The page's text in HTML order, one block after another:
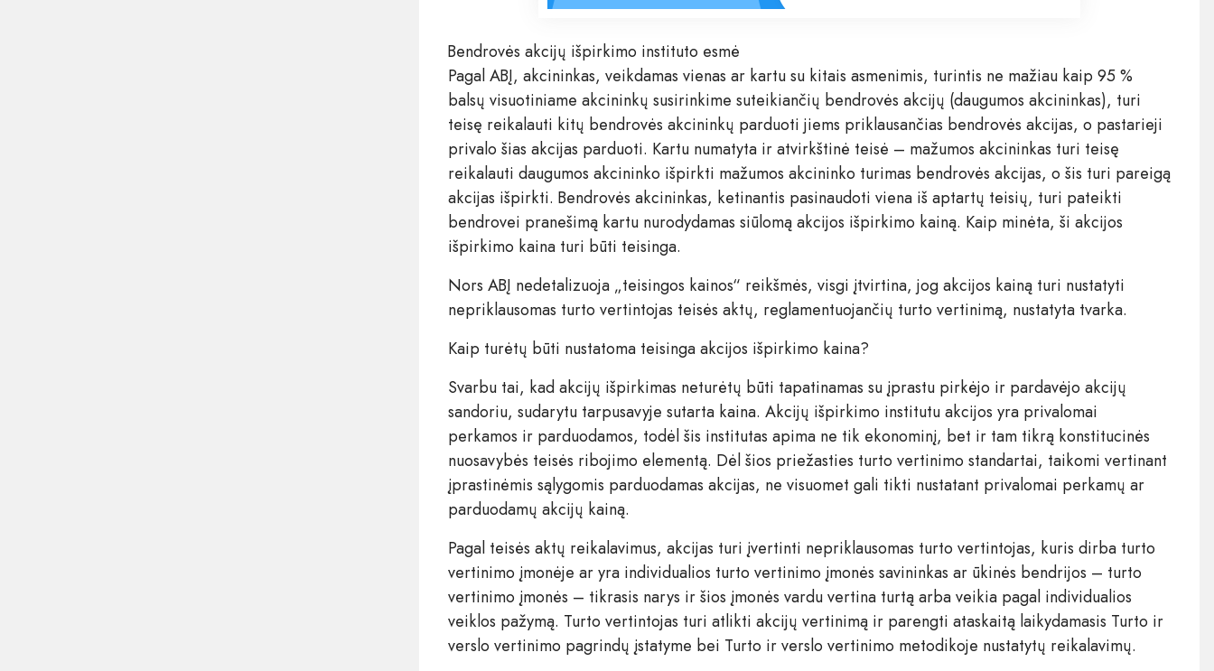
Bendrovės akcijų išpirkimo instituto esmė
Pagal ABĮ, akcininkas, veikdamas vienas ar kartu su kitais asmenimis, turintis ne mažiau kaip 95 %
balsų visuotiniame akcininkų susirinkime suteikiančių bendrovės akcijų (daugumos akcininkas), turi
teisę reikalauti kitų bendrovės akcininkų parduoti jiems priklausančias bendrovės akcijas, o pastarieji
privalo šias akcijas parduoti. Kartu numatyta ir atvirkštinė teisė – mažumos akcininkas turi teisę
reikalauti daugumos akcininko išpirkti mažumos akcininko turimas bendrovės akcijas, o šis turi pareigą
akcijas išpirkti. Bendrovės akcininkas, ketinantis pasinaudoti viena iš aptartų teisių, turi pateikti
bendrovei pranešimą kartu nurodydamas siūlomą akcijos išpirkimo kainą. Kaip minėta, ši akcijos
išpirkimo kaina turi būti teisinga.
Nors ABĮ nedetalizuoja „teisingos kainos“ reikšmės, visgi įtvirtina, jog akcijos kainą turi nustatyti
nepriklausomas turto vertintojas teisės aktų, reglamentuojančių turto vertinimą, nustatyta tvarka.
Kaip turėtų būti nustatoma teisinga akcijos išpirkimo kaina?
Svarbu tai, kad akcijų išpirkimas neturėtų būti tapatinamas su įprastu pirkėjo ir pardavėjo akcijų
sandoriu, sudarytu tarpusavyje sutarta kaina. Akcijų išpirkimo institutu akcijos yra privalomai
perkamos ir parduodamos, todėl šis institutas apima ne tik ekonominį, bet ir tam tikrą konstitucinės
nuosavybės teisės ribojimo elementą. Dėl šios priežasties turto vertinimo standartai, taikomi vertinant
įprastinėmis sąlygomis parduodamas akcijas, ne visuomet gali tikti nustatant privalomai perkamų ar
parduodamų akcijų kainą.
Pagal teisės aktų reikalavimus, akcijas turi įvertinti nepriklausomas turto vertintojas, kuris dirba turto
vertinimo įmonėje ar yra individualios turto vertinimo įmonės savininkas ar ūkinės bendrijos – turto
vertinimo įmonės – tikrasis narys ir šios įmonės vardu vertina turtą arba veikia pagal individualios
veiklos pažymą. Turto vertintojas turi atlikti akcijų vertinimą ir parengti ataskaitą laikydamasis Turto ir
verslo vertinimo pagrindų įstatyme bei Turto ir verslo vertinimo metodikoje nustatytų reikalavimų.